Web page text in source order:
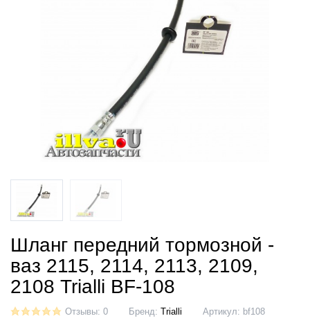
Шланг передний тормозной -
ваз 2115, 2114, 2113, 2109,
2108 Trialli BF-108
Отзывы: 0 Бренд: Trialli Артикул: bf108